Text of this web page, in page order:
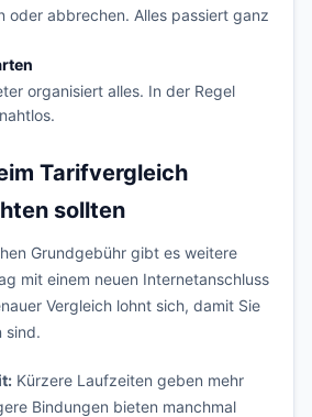
oder abbrechen. Alles passiert ganz
organisiert alles. In der Regel
Tarifvergleich
sollten
Grundgebühr gibt es weitere
mit einem neuen Internetanschluss
Vergleich lohnt sich, damit Sie
sind.
Kürzere Laufzeiten geben mehr
Bindungen bieten manchmal